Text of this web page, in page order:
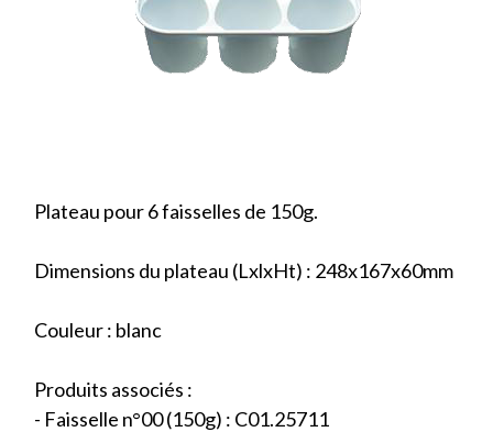
Plateau pour 6 faisselles de 150g.
Dimensions du plateau (LxlxHt) : 248x167x60mm
Couleur : blanc
Produits associés :
- Faisselle n°00 (150g) : C01.25711